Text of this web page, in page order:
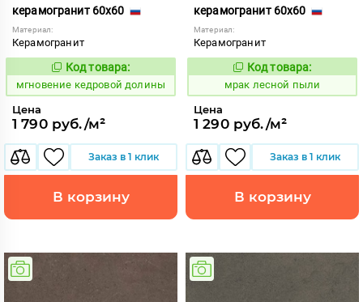
керамогранит 60x60
Материал:
Керамогранит
942271
Код товара:
мгновение кедровой долины
Цена
1 790 руб./м²
Заказ в 1 клик
В корзину
керамогранит 60x60
Материал:
Керамогранит
1052701
Код товара:
мрак лесной пыли
Цена
1 290 руб./м²
Заказ в 1 клик
В корзину